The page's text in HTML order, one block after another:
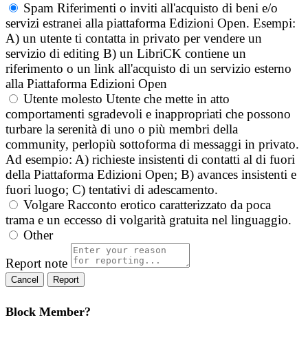
Spam Riferimenti o inviti all'acquisto di beni e/o
servizi estranei alla piattaforma Edizioni Open. Esempi:
A) un utente ti contatta in privato per vendere un
servizio di editing B) un LibriCK contiene un
riferimento o un link all'acquisto di un servizio esterno
alla Piattaforma Edizioni Open
Utente molesto Utente che mette in atto
comportamenti sgradevoli e inappropriati che possono
turbare la serenità di uno o più membri della
community, perlopiù sottoforma di messaggi in privato.
Ad esempio: A) richieste insistenti di contatti al di fuori
della Piattaforma Edizioni Open; B) avances insistenti e
fuori luogo; C) tentativi di adescamento.
Volgare Racconto erotico caratterizzato da poca
trama e un eccesso di volgarità gratuita nel linguaggio.
Other
Report note
Report
Block Member?